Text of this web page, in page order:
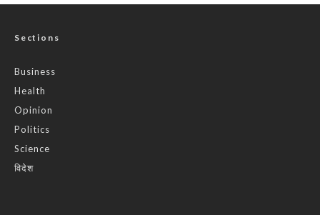
Sections
Business
Health
Opinion
Politics
Science
विदेश